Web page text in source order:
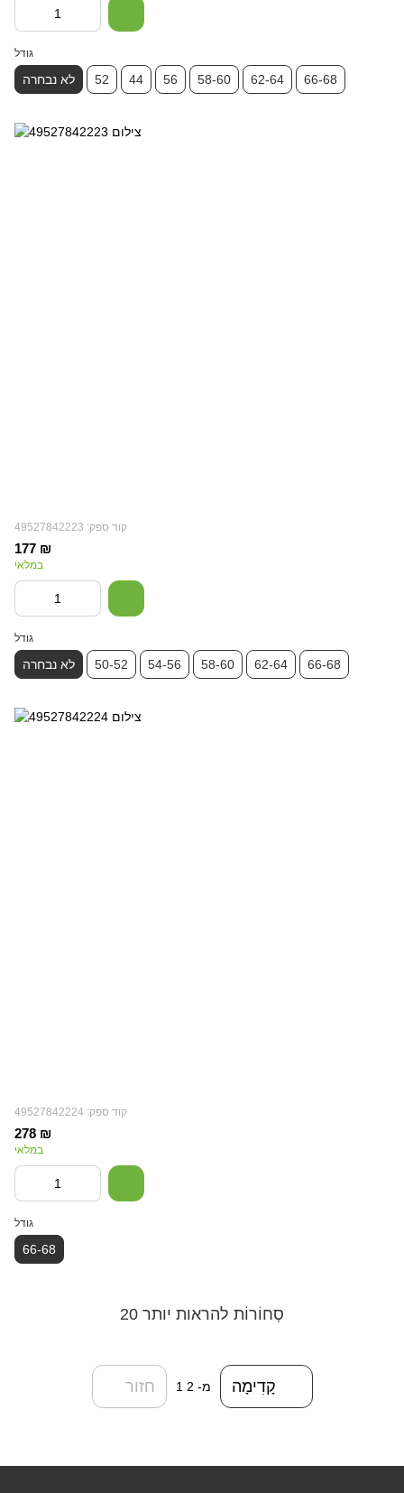
גודל
לא נבחרה 52 44 56 58-60 62-64 66-68
קוד ספק: 49527842223
177 ₪
במלאי
גודל
לא נבחרה 50-52 54-56 58-60 62-64 66-68
קוד ספק: 49527842224
278 ₪
במלאי
גודל
66-68
20 סְחוֹרוֹת להראות יותר
חזור 1 מ- 2 קָדִימָה